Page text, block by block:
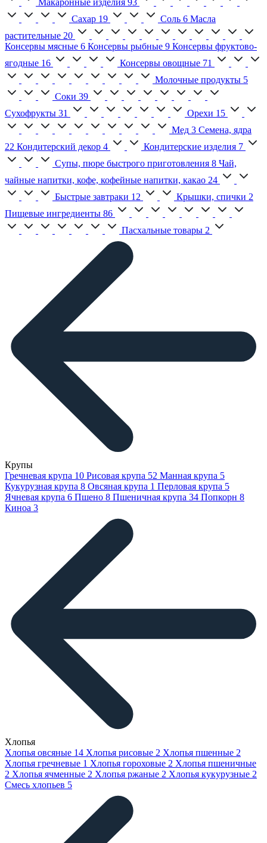
Макаронные изделия 93
Сахар 19 Соль 6 Масла
растительные 20
Консервы мясные 6 Консервы рыбные 9 Консервы фруктово-
ягодные 16 Консервы овощные 71
Молочные продукты 5
Соки 39
Сухофрукты 31 Орехи 15
Мед 3 Семена, ядра
22 Кондитерский декор 4 Кондитерские изделия 7
Супы, пюре быстрого приготовления 8 Чай,
чайные напитки, кофе, кофейные напитки, какао 24
Быстрые завтраки 12 Крышки, спички 2
Пищевые ингредиенты 86
Пасхальные товары 2
Крупы
Гречневая крупа 10 Рисовая крупа 52 Манная крупа 5
Кукурузная крупа 8 Овсяная крупа 1 Перловая крупа 5
Ячневая крупа 6 Пшено 8 Пшеничная крупа 34 Попкорн 8
Киноа 3
Хлопья
Хлопья овсяные 14 Хлопья рисовые 2 Хлопья пшенные 2
Хлопья гречневые 1 Хлопья гороховые 2 Хлопья пшеничные
2 Хлопья ячменные 2 Хлопья ржаные 2 Хлопья кукурузные 2
Смесь хлопьев 5